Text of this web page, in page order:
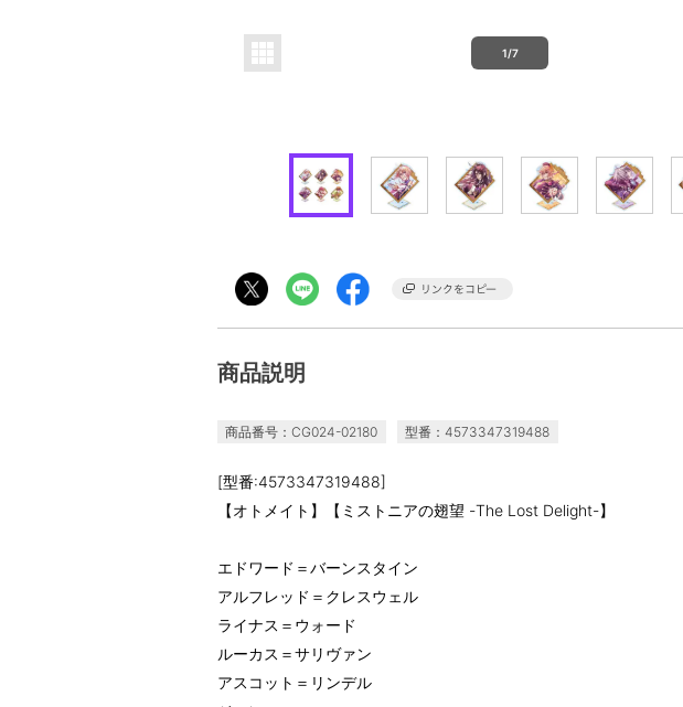
1/7
商品説明
商品番号：CG024-02180 型番：4573347319488
[型番:4573347319488]
【オトメイト】【ミストニアの翅望 -The Lost Delight-】
エドワード＝バーンスタイン
アルフレッド＝クレスウェル
ライナス＝ウォード
ルーカス＝サリヴァン
アスコット＝リンデル